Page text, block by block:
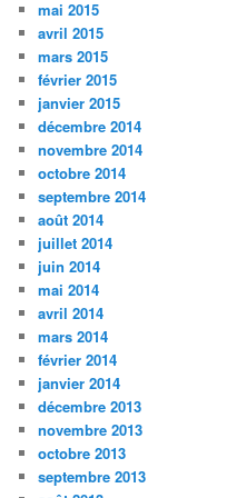
mai 2015
avril 2015
mars 2015
février 2015
janvier 2015
décembre 2014
novembre 2014
octobre 2014
septembre 2014
août 2014
juillet 2014
juin 2014
mai 2014
avril 2014
mars 2014
février 2014
janvier 2014
décembre 2013
novembre 2013
octobre 2013
septembre 2013